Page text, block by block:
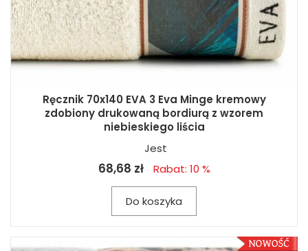
Ręcznik 70x140 EVA 3 Eva Minge kremowy
zdobiony drukowaną bordiurą z wzorem
niebieskiego liścia
Jest
68,68 zł Rabat: 10 %
Do koszyka